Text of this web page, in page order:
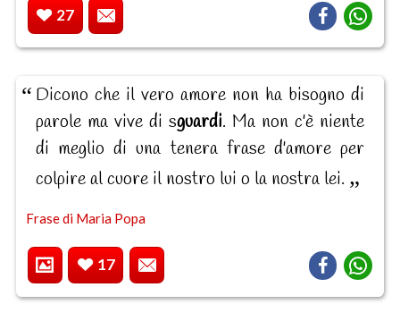
27
Dicono che il vero amore non ha bisogno di
parole ma vive di sguardi. Ma non c'è niente
di meglio di una tenera frase d'amore per
colpire al cuore il nostro lui o la nostra lei.
Frase di Maria Popa
17